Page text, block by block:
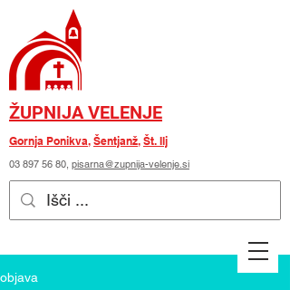
ŽUPNIJA VELENJE
Gornja Ponikva, Šentjanž, Št. Ilj
03 897 56 80, pisarna@zupnija-velenje.si
objava